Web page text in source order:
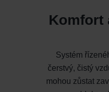
Komfort
Systém
čerstvý, čistý
mohou zůstat